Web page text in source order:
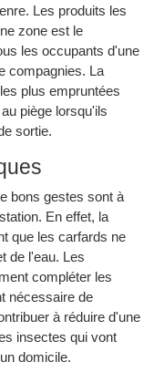
Les produits les
zone est le
les occupants d'une
compagnies. La
plus empruntées
piège lorsqu'ils
sortie.
bons gestes sont à
En effet, la
que les carfards ne
de l'eau. Les
compléter les
nécessaire de
à réduire d'une
insectes qui vont
domicile.